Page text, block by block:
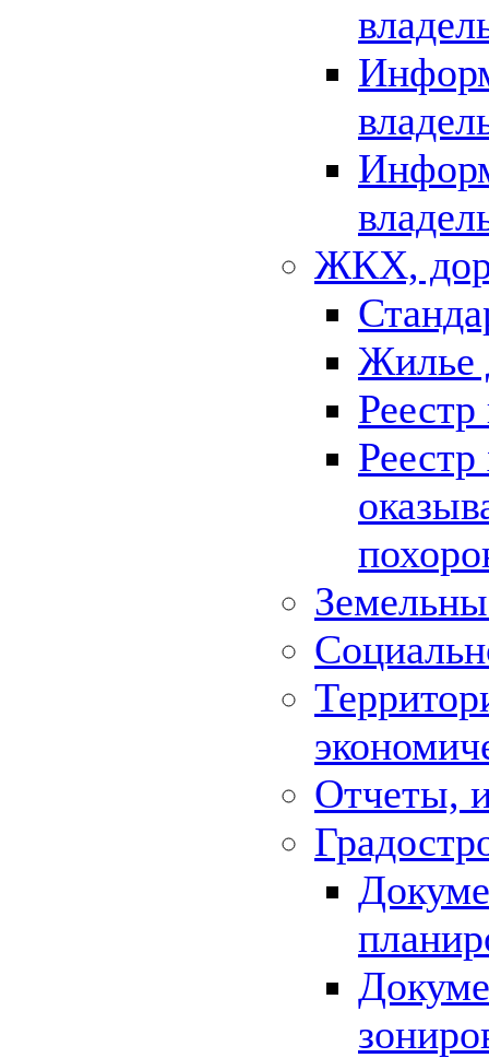
ЖКХ,
Жилье
Отчеты,